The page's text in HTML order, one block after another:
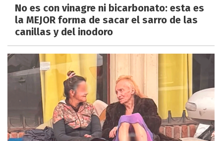
No es con vinagre ni bicarbonato: esta es
la MEJOR forma de sacar el sarro de las
canillas y del inodoro